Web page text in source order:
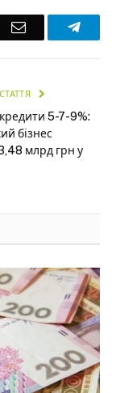
Email
5-7-9%:
бізнес
млрд грн у